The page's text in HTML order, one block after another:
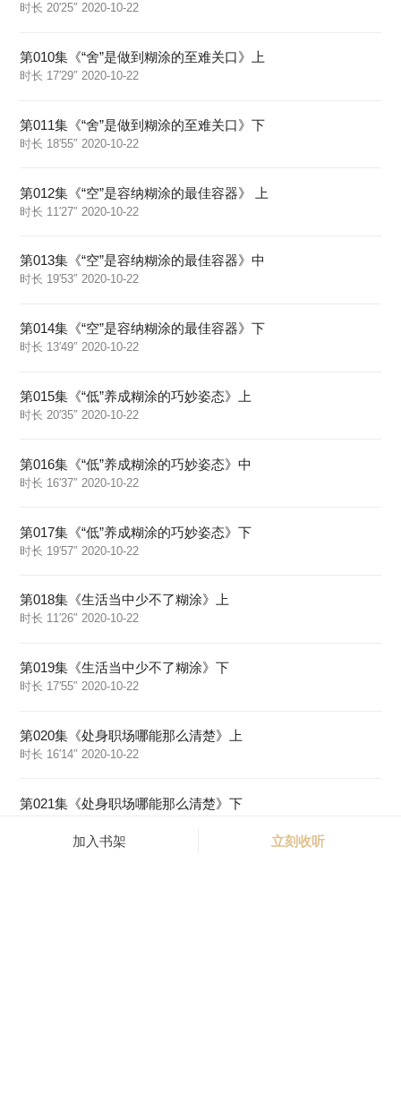
时长 20′25″ 2020-10-22
第010集《“舍”是做到糊涂的至难关口》上
时长 17′29″ 2020-10-22
第011集《“舍”是做到糊涂的至难关口》下
时长 18′55″ 2020-10-22
第012集《“空”是容纳糊涂的最佳容器》 上
时长 11′27″ 2020-10-22
第013集《“空”是容纳糊涂的最佳容器》中
时长 19′53″ 2020-10-22
第014集《“空”是容纳糊涂的最佳容器》下
时长 13′49″ 2020-10-22
第015集《“低”养成糊涂的巧妙姿态》上
时长 20′35″ 2020-10-22
第016集《“低”养成糊涂的巧妙姿态》中
时长 16′37″ 2020-10-22
第017集《“低”养成糊涂的巧妙姿态》下
时长 19′57″ 2020-10-22
第018集《生活当中少不了糊涂》上
时长 11′26″ 2020-10-22
第019集《生活当中少不了糊涂》下
时长 17′55″ 2020-10-22
第020集《处身职场哪能那么清楚》上
时长 16′14″ 2020-10-22
第021集《处身职场哪能那么清楚》下
加入书架 立刻收听